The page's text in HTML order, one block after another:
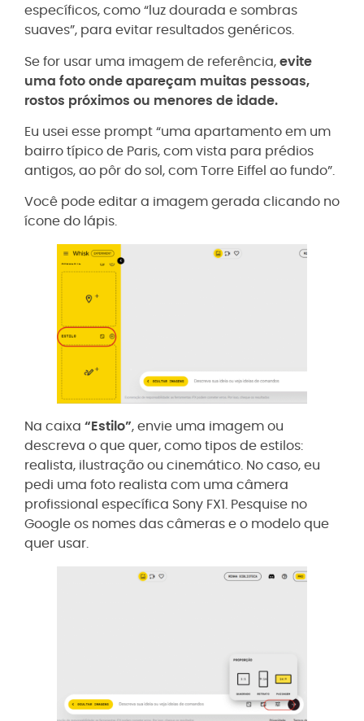
específicos, como “luz dourada e sombras
suaves”, para evitar resultados genéricos.
Se for usar uma imagem de referência, evite
uma foto onde apareçam muitas pessoas,
rostos próximos ou menores de idade.
Eu usei esse prompt “uma apartamento em um
bairro típico de Paris, com vista para prédios
antigos, ao pôr do sol, com Torre Eiffel ao fundo”.
Você pode editar a imagem gerada clicando no
ícone do lápis.
Na caixa “Estilo”, envie uma imagem ou
descreva o que quer, como tipos de estilos:
realista, ilustração ou cinemático. No caso, eu
pedi uma foto realista com uma câmera
profissional específica Sony FX1. Pesquise no
Google os nomes das câmeras e o modelo que
quer usar.